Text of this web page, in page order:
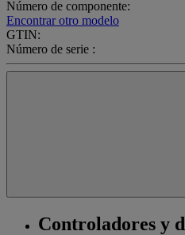
Número de componente:
Encontrar otro modelo
GTIN:
Número de serie :
Controladores y